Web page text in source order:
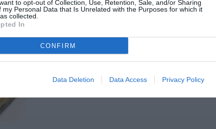
to opt-out of Collection, Use, Retention, Sale, and/or Sharing
my Personal Data that Is Unrelated with the Purposes for which it
collected.
In
CONFIRM
Data Deletion Data Access Privacy Policy